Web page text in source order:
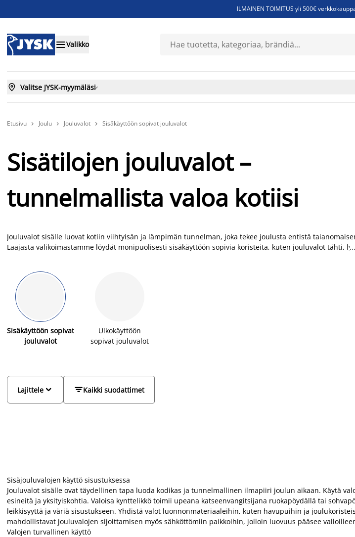
ILMAINEN TOIMITUS yli 500€
Sijauspatjoja - Säästä
Valikko
 Valitse JYSK-myymäläsi
Etusivu  Joulu  Jouluvalot  Sisäkäyttöön sopivat jouluvalot
Sisätilojen jouluvalot –
tunnelmallista valoa kotiisi
Jouluvalot sisälle luovat kotiin viihtyisän ja lämpimän tunnelman, joka tekee joulusta entistä
Laajasta valikoimastamme löydät monipuolisesti sisäkäyttöön sopivia koristeita, kuten jouluvalot tähti,
tuovat ripauksen juhlan tuntua kotiin. Koristeelliset valoketjut ja värilliset pallovalot voi sijoittaa myös
ympärille, jolloin syntyy iloista ja kutsuvaa joulutunnelmaa. Hyödynnä sisätilojen jouluvalojen
luo kotiisi lämmin, houkutteleva ja unohtumaton joulutunnelma, joka ilahduttaa koko perhettä.
...
Sisäkäyttöön sopivat
jouluvalot
Ulkokäyttöön
sopivat jouluvalot
Kaikki suodattimet

Lajittele
Sisäjouluvalojen käyttö sisustuksessa
Jouluvalot sisälle ovat täydellinen tapa luoda kodikas ja tunnelmallinen ilmapiiri joulun aikaan. Käytä
esineitä ja yksityiskohtia. Valoisa kynttelikkö toimii upeana katseenvangitsijana ruokapöydällä tai
leikkisyyttä ja väriä sisustukseen. Yhdistä valot luonnonmateriaaleihin, kuten havupuihin ja
mahdollistavat jouluvalojen sijoittamisen myös sähköttömiin paikkoihin, jolloin luovuus pääsee
Valojen turvallinen käyttö